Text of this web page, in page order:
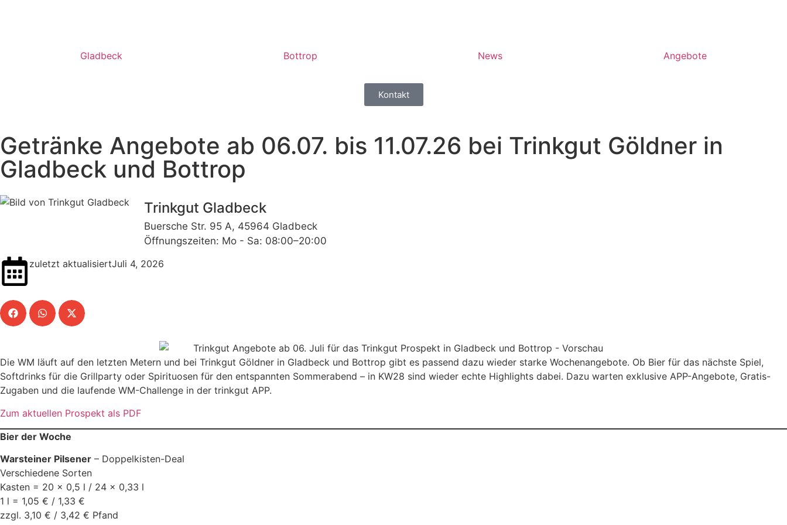
Gladbeck Bottrop News Angebote
Kontakt
Getränke Angebote ab 06.07. bis 11.07.26 bei Trinkgut Göldner in
Gladbeck und Bottrop
Trinkgut Gladbeck
Buersche Str. 95 A, 45964 Gladbeck
Öffnungszeiten: Mo - Sa: 08:00–20:00
zuletzt aktualisiertJuli 4, 2026
Die WM läuft auf den letzten Metern und bei Trinkgut Göldner in Gladbeck und Bottrop gibt es passend dazu wieder starke Wochenangebote. Ob Bier für das nächste Spiel,
Softdrinks für die Grillparty oder Spirituosen für den entspannten Sommerabend – in KW28 sind wieder echte Highlights dabei. Dazu warten exklusive APP-Angebote, Gratis-
Zugaben und die laufende WM-Challenge in der trinkgut APP.
Zum aktuellen Prospekt als PDF
Bier der Woche
Warsteiner Pilsener – Doppelkisten-Deal
Verschiedene Sorten
Kasten = 20 x 0,5 l / 24 x 0,33 l
1 l = 1,05 € / 1,33 €
zzgl. 3,10 € / 3,42 € Pfand